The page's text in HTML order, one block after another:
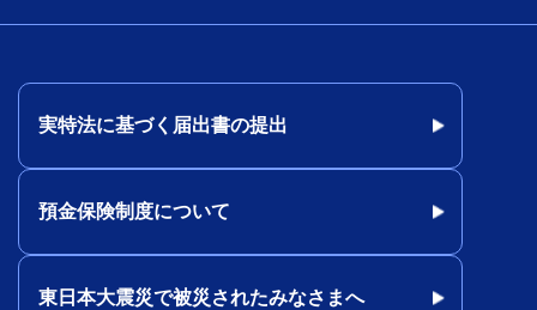
実特法に基づく届出書の提出
預金保険制度について
東日本大震災で被災されたみなさまへ